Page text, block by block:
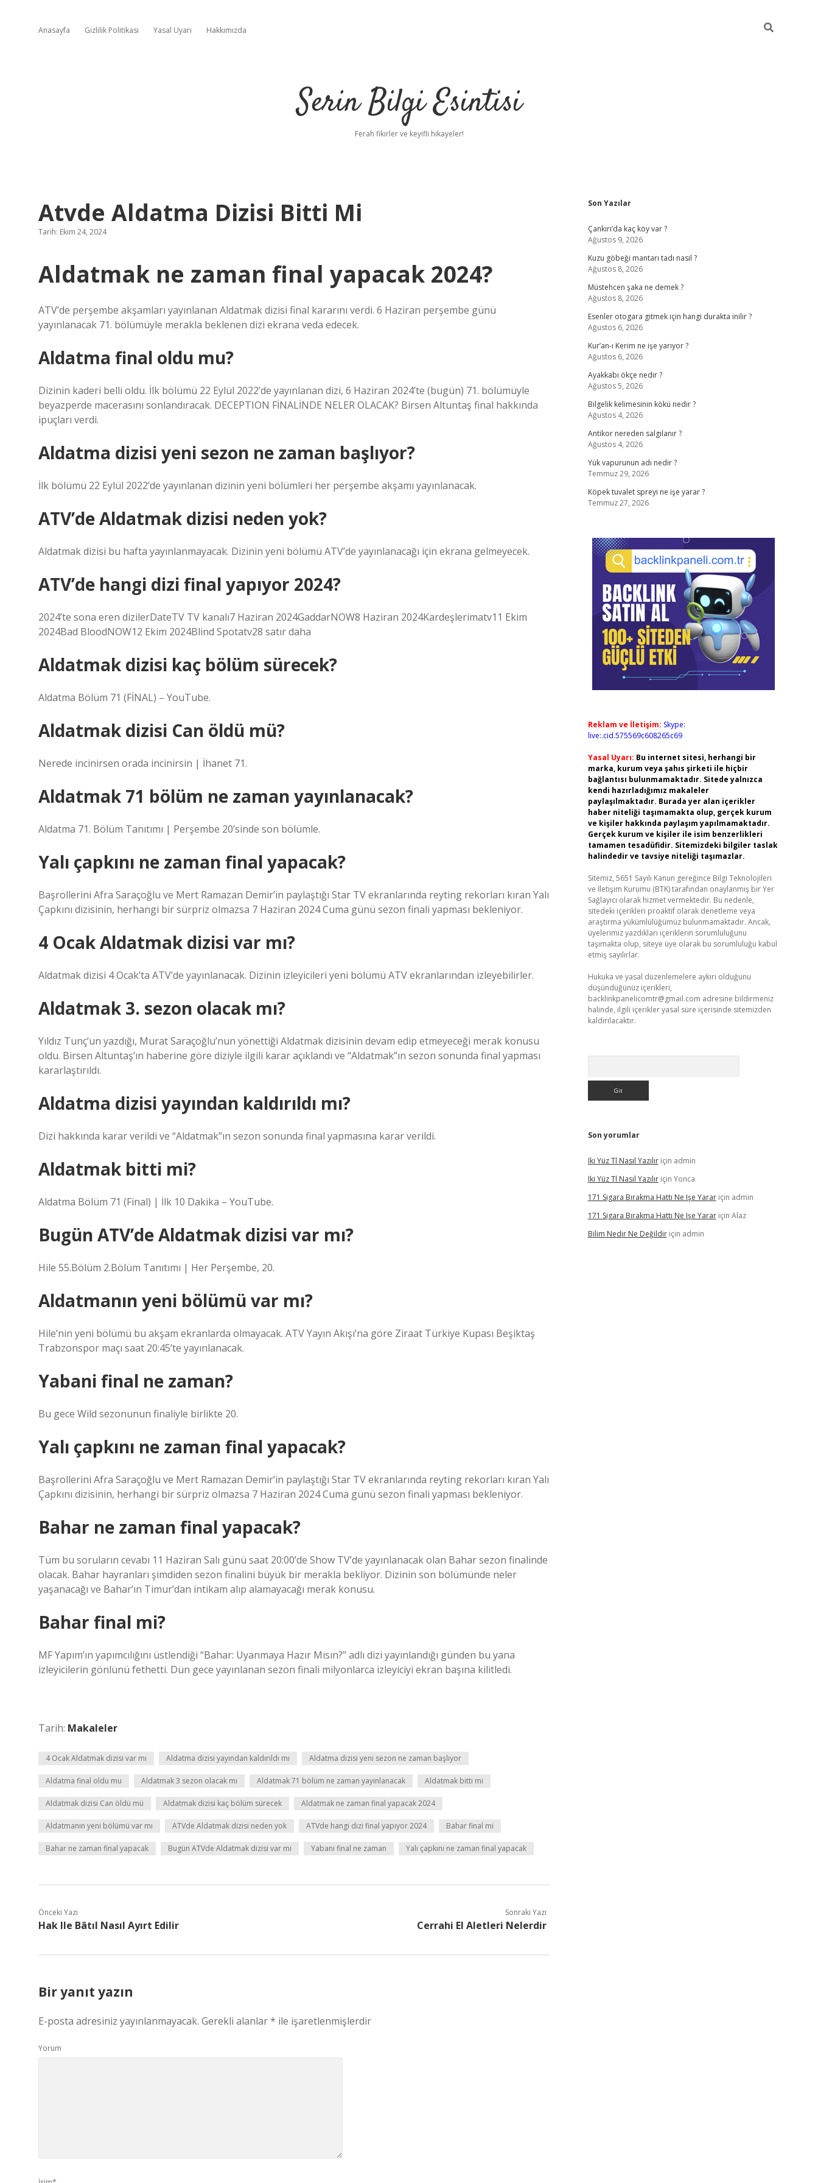
Anasayfa Gizlilik Politikası Yasal Uyarı Hakkımızda
Serin Bilgi Esintisi
Ferah fikirler ve keyifli hikayeler!
Atvde Aldatma Dizisi Bitti Mi
Tarih: Ekim 24, 2024
Aldatmak ne zaman final yapacak 2024?
ATV’de perşembe akşamları yayınlanan Aldatmak dizisi final kararını verdi. 6 Haziran perşembe günü
yayınlanacak 71. bölümüyle merakla beklenen dizi ekrana veda edecek.
Aldatma final oldu mu?
Dizinin kaderi belli oldu. İlk bölümü 22 Eylül 2022’de yayınlanan dizi, 6 Haziran 2024’te (bugün) 71. bölümüyle
beyazperde macerasını sonlandıracak. DECEPTION FİNALİNDE NELER OLACAK? Birsen Altuntaş final hakkında
ipuçları verdi.
Aldatma dizisi yeni sezon ne zaman başlıyor?
İlk bölümü 22 Eylül 2022’de yayınlanan dizinin yeni bölümleri her perşembe akşamı yayınlanacak.
ATV’de Aldatmak dizisi neden yok?
Aldatmak dizisi bu hafta yayınlanmayacak. Dizinin yeni bölümü ATV’de yayınlanacağı için ekrana gelmeyecek.
ATV’de hangi dizi final yapıyor 2024?
2024’te sona eren dizilerDateTV TV kanalı7 Haziran 2024GaddarNOW8 Haziran 2024Kardeşlerimatv11 Ekim
2024Bad BloodNOW12 Ekim 2024Blind Spotatv28 satır daha
Aldatmak dizisi kaç bölüm sürecek?
Aldatma Bölüm 71 (FİNAL) – YouTube.
Aldatmak dizisi Can öldü mü?
Nerede incinirsen orada incinirsin | İhanet 71.
Aldatmak 71 bölüm ne zaman yayınlanacak?
Aldatma 71. Bölüm Tanıtımı | Perşembe 20’sinde son bölümle.
Yalı çapkını ne zaman final yapacak?
Başrollerini Afra Saraçoğlu ve Mert Ramazan Demir’in paylaştığı Star TV ekranlarında reyting rekorları kıran Yalı
Çapkını dizisinin, herhangi bir sürpriz olmazsa 7 Haziran 2024 Cuma günü sezon finali yapması bekleniyor.
4 Ocak Aldatmak dizisi var mı?
Aldatmak dizisi 4 Ocak’ta ATV’de yayınlanacak. Dizinin izleyicileri yeni bölümü ATV ekranlarından izleyebilirler.
Aldatmak 3. sezon olacak mı?
Yıldız Tunç’un yazdığı, Murat Saraçoğlu’nun yönettiği Aldatmak dizisinin devam edip etmeyeceği merak konusu
oldu. Birsen Altuntaş’ın haberine göre diziyle ilgili karar açıklandı ve “Aldatmak”ın sezon sonunda final yapması
kararlaştırıldı.
Aldatma dizisi yayından kaldırıldı mı?
Dizi hakkında karar verildi ve “Aldatmak”ın sezon sonunda final yapmasına karar verildi.
Aldatmak bitti mi?
Aldatma Bölüm 71 (Final) | İlk 10 Dakika – YouTube.
Bugün ATV’de Aldatmak dizisi var mı?
Hile 55.Bölüm 2.Bölüm Tanıtımı | Her Perşembe, 20.
Aldatmanın yeni bölümü var mı?
Hile’nin yeni bölümü bu akşam ekranlarda olmayacak. ATV Yayın Akışı’na göre Ziraat Türkiye Kupası Beşiktaş
Trabzonspor maçı saat 20:45’te yayınlanacak.
Yabani final ne zaman?
Bu gece Wild sezonunun finaliyle birlikte 20.
Yalı çapkını ne zaman final yapacak?
Başrollerini Afra Saraçoğlu ve Mert Ramazan Demir’in paylaştığı Star TV ekranlarında reyting rekorları kıran Yalı
Çapkını dizisinin, herhangi bir sürpriz olmazsa 7 Haziran 2024 Cuma günü sezon finali yapması bekleniyor.
Bahar ne zaman final yapacak?
Tüm bu soruların cevabı 11 Haziran Salı günü saat 20:00’de Show TV’de yayınlanacak olan Bahar sezon finalinde
olacak. Bahar hayranları şimdiden sezon finalini büyük bir merakla bekliyor. Dizinin son bölümünde neler
yaşanacağı ve Bahar’ın Timur’dan intikam alıp alamayacağı merak konusu.
Bahar final mi?
MF Yapım’ın yapımcılığını üstlendiği “Bahar: Uyanmaya Hazır Mısın?” adlı dizi yayınlandığı günden bu yana
izleyicilerin gönlünü fethetti. Dün gece yayınlanan sezon finali milyonlarca izleyiciyi ekran başına kilitledi.
Tarih: Makaleler
4 Ocak Aldatmak dizisi var mı Aldatma dizisi yayından kaldırıldı mı Aldatma dizisi yeni sezon ne zaman başlıyor
Aldatma final oldu mu Aldatmak 3 sezon olacak mı Aldatmak 71 bölüm ne zaman yayınlanacak Aldatmak bitti mi
Aldatmak dizisi Can öldü mü Aldatmak dizisi kaç bölüm sürecek Aldatmak ne zaman final yapacak 2024
Aldatmanın yeni bölümü var mı ATVde Aldatmak dizisi neden yok ATVde hangi dizi final yapıyor 2024 Bahar final mi
Bahar ne zaman final yapacak Bugün ATVde Aldatmak dizisi var mı Yabani final ne zaman Yalı çapkını ne zaman final yapacak
Önceki Yazı
Hak Ile Bâtıl Nasıl Ayırt Edilir
Sonraki Yazı
Cerrahi El Aletleri Nelerdir
Bir yanıt yazın
E-posta adresiniz yayınlanmayacak. Gerekli alanlar* ile işaretlenmişlerdir
Yorum
Sidebar
Son Yazılar
Çankırı’da kaç köy var ?
Ağustos 9, 2026
Kuzu göbeği mantarı tadı nasıl ?
Ağustos 8, 2026
Müstehcen şaka ne demek ?
Ağustos 8, 2026
Esenler otogara gitmek için hangi durakta inilir ?
Ağustos 6, 2026
Kur’an-ı Kerim ne işe yarıyor ?
Ağustos 6, 2026
Ayakkabı ökçe nedir ?
Ağustos 5, 2026
Bilgelik kelimesinin kökü nedir ?
Ağustos 4, 2026
Antikor nereden salgılanır ?
Ağustos 4, 2026
Yük vapurunun adı nedir ?
Temmuz 29, 2026
Köpek tuvalet spreyi ne işe yarar ?
Temmuz 27, 2026
Reklam ve İletişim: Skype:
live:.cid.575569c608265c69
Yasal Uyarı: Bu internet sitesi, herhangi bir
marka, kurum veya şahıs şirketi ile hiçbir
bağlantısı bulunmamaktadır. Sitede yalnızca
kendi hazırladığımız makaleler
paylaşılmaktadır. Burada yer alan içerikler
haber niteliği taşımamakta olup, gerçek kurum
ve kişiler hakkında paylaşım yapılmamaktadır.
Gerçek kurum ve kişiler ile isim benzerlikleri
tamamen tesadüfidir. Sitemizdeki bilgiler taslak
halindedir ve tavsiye niteliği taşımazlar.
Sitemiz, 5651 Sayılı Kanun gereğince Bilgi Teknolojileri
ve İletişim Kurumu (BTK) tarafından onaylanmış bir Yer
Sağlayıcı olarak hizmet vermektedir. Bu nedenle,
sitedeki içerikleri proaktif olarak denetleme veya
araştırma yükümlülüğümüz bulunmamaktadır. Ancak,
üyelerimiz yazdıkları içeriklerin sorumluluğunu
taşımakta olup, siteye üye olarak bu sorumluluğu kabul
etmiş sayılırlar.
Hukuka ve yasal düzenlemelere aykırı olduğunu
düşündüğünüz içerikleri,
backlinkpanelicomtr@gmail.com adresine bildirmeniz
halinde, ilgili içerikler yasal süre içerisinde sitemizden
kaldırılacaktır.
Son yorumlar
Iki Yüz Tl Nasıl Yazılıriçin admin
Iki Yüz Tl Nasıl Yazılıriçin Yonca
171 Sigara Bırakma Hattı Ne Işe Yarariçin admin
171 Sigara Bırakma Hattı Ne Işe Yarariçin Alaz
Bilim Nedir Ne Değildiriçin admin